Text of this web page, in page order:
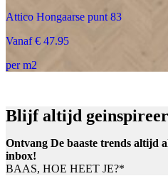
Attico Hongaarse punt 83
Vanaf € 47.95
per m2
Blijf altijd
Ontvang De baaste trends altijd
inbox!
BAAS, HOE HEET JE?*